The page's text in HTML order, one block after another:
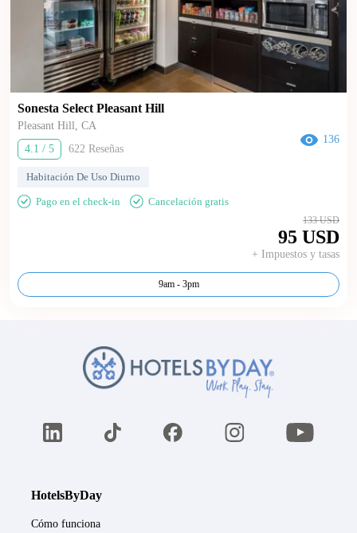
Sonesta Select Pleasant Hill
Pleasant Hill, CA
4.1 / 5
622 Reseñas
136
Habitación De Uso Diurno
Pago en el check-in Cancelación gratis
133 USD
95 USD
+ Impuestos y tasas
9am - 3pm
HotelsByDay
Cómo funciona